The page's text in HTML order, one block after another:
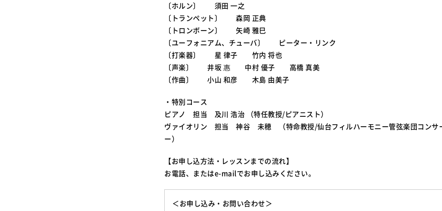
〔ホルン〕 須田 一之
〔トランペット〕 森岡 正典
〔トロンボーン〕 矢崎 雅巳
〔ユーフォニアム、チューバ〕 ピーター・リンク
〔打楽器〕 星 律子 竹内 将也
〔声楽〕 井坂 惠 中村 優子 高橋 真美
〔作曲〕 小山 和彦 木島 由美子
・特別コース
ピアノ 担当 及川 浩治 （特任教授/ピアニスト）
ヴァイオリン 担当 神谷 未穂 （特命教授/仙台フィルハーモニー管弦楽団コンサ
ー）
【お申し込方法・レッスンまでの流れ】
お電話、またはe-mailでお申し込みください。
＜お申し込み・お問い合わせ＞